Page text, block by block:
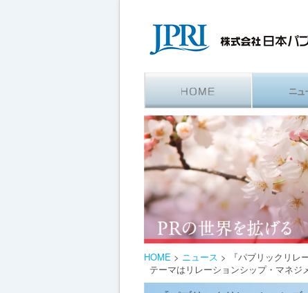
HOME > ニュース >
『パブリックリレ
テーマはリレーションシップ・マネジ